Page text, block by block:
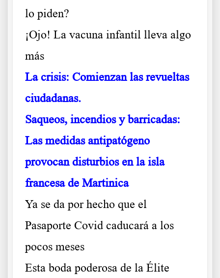
lo piden?
¡Ojo! La vacuna infantil lleva algo
más
La crisis: Comienzan las revueltas
ciudadanas.
Saqueos, incendios y barricadas:
Las medidas antipatógeno
provocan disturbios en la isla
francesa de Martinica
Ya se da por hecho que el
Pasaporte Covid caducará a los
pocos meses
Esta boda poderosa de la Élite